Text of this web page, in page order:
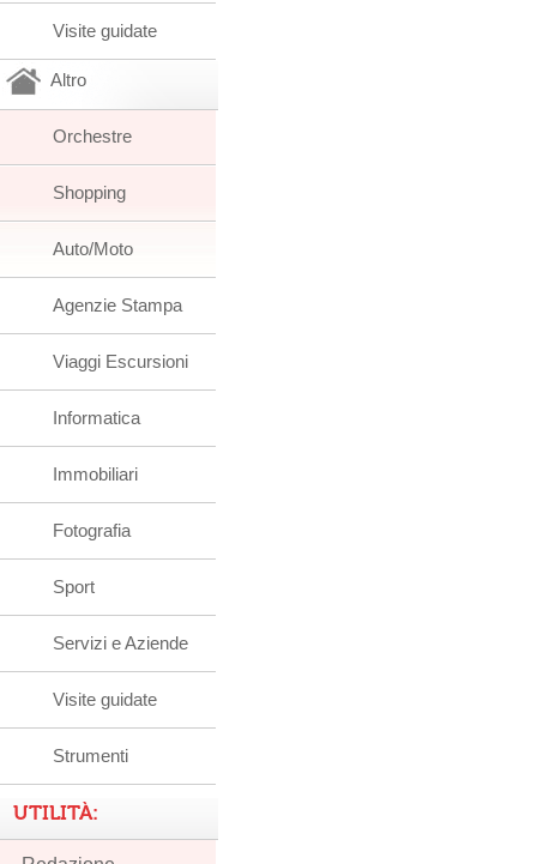
Visite guidate
Altro
Orchestre
Shopping
Auto/Moto
Agenzie Stampa
Viaggi Escursioni
Informatica
Immobiliari
Fotografia
Sport
Servizi e Aziende
Visite guidate
Strumenti
UTILITÀ: